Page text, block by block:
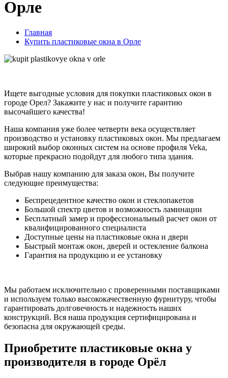
Орле
Главная
Купить пластиковые окна в Орле
Ищете выгодные условия для покупки пластиковых окон в
городе Орел? Закажите у нас и получите гарантию
высочайшего качества!
Наша компания уже более четверти века осуществляет
производство и установку пластиковых окон. Мы предлагаем
широкий выбор оконных систем на основе профиля Veka,
которые прекрасно подойдут для любого типа здания.
Выбрав нашу компанию для заказа окон, Вы получите
следующие преимущества:
Беспрецедентное качество окон и стеклопакетов
Большой спектр цветов и возможность ламинации
Бесплатный замер и профессиональный расчет окон от
квалифицированного специалиста
Доступные цены на пластиковые окна и двери
Быстрый монтаж окон, дверей и остекление балкона
Гарантия на продукцию и ее установку
Мы работаем исключительно с проверенными поставщиками
и используем только высококачественную фурнитуру, чтобы
гарантировать долговечность и надежность наших
конструкций. Вся наша продукция сертифицирована и
безопасна для окружающей среды.
Приобретите пластиковые окна у
производителя в городе Орёл